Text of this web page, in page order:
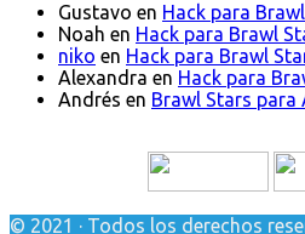
Gustavo en Hack para
Noah en Hack para Brawl
niko en Hack para Brawl
Alexandra en Hack para
Andrés en Brawl Stars para
© 2021 · Todos los derechos